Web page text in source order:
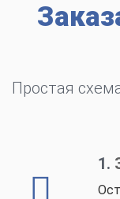
Простая
1.